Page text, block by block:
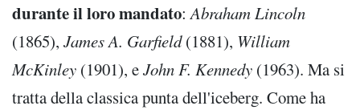
durante il loro mandato:Abraham Lincoln
(1865), James A. Garfield(1881), William
McKinley (1901), eJohn F. Kennedy (1963). Ma si
tratta della classica punta dell'iceberg. Come ha